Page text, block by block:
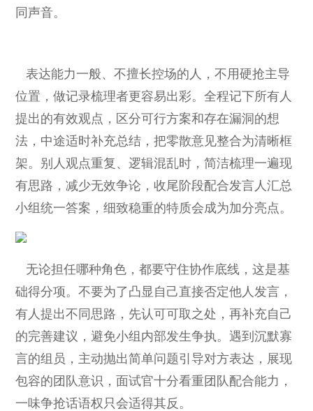
同声音。
表达能力一般、不擅长控场的人，不用硬抢主导
位置，做记录梳理者更容易出彩。全程记下所有人
提出的有效观点，区分可行方案和存在漏洞的想
法，中途适时补充总结，把零散意见整合为清晰框
架。别人观点重复、逻辑混乱时，简洁梳理一遍现
有思路，减少无效争论，收尾阶段配合发言人汇总
小组统一答案，细致稳重的特质会成为加分亮点。
无论担任哪种角色，都要守住协作底线，这是基
础得分项。不要为了凸显自己直接否定他人发言，
有人提出不同思路，先认可可取之处，再补充自己
的完善建议，避免小组内部发生争执。遇到沉默寡
言的组员，主动抛出简单问题引导对方表达，展现
包容的团队意识，面试官十分看重团队配合能力，
一味争抢话语权只会适得其反。